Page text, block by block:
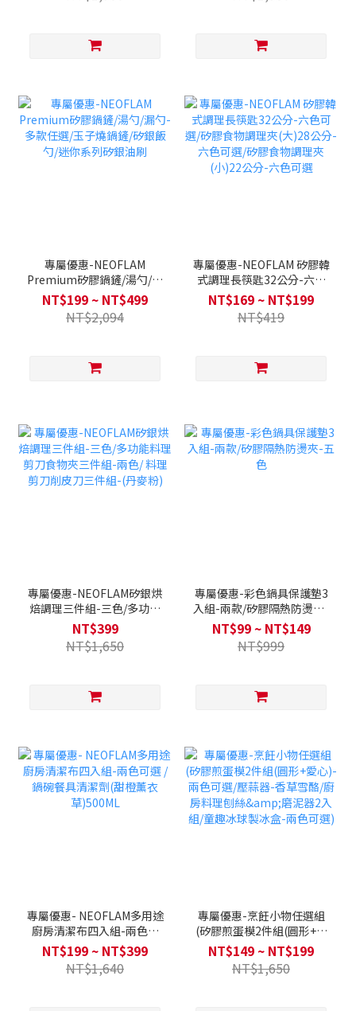
專屬優惠-NEOFLAM
Premium矽膠鍋鏟/湯勺/漏
勺-多款任選/玉子燒鍋鏟/矽
銀飯勺/迷你系列矽銀油刷
NT$199 ~ NT$499
NT$2,094
專屬優惠-NEOFLAM 矽膠韓
式調理長筷匙32公分-六色
可選/矽膠食物調理夾(大)28
公分-六色可選/矽膠食物調
理夾(小)22公分-六色可選
NT$169 ~ NT$199
NT$419
專屬優惠-NEOFLAM矽銀烘
焙調理三件組-三色/多功能
料理剪刀食物夾三件組-兩
色/ 料理剪刀削皮刀三件組-
(丹麥粉)
NT$399
NT$1,650
專屬優惠-彩色鍋具保護墊3
入組-兩款/矽膠隔熱防燙夾-
五色
NT$99 ~ NT$149
NT$999
專屬優惠- NEOFLAM多用途
廚房清潔布四入組-兩色可
選 / 鍋碗餐具清潔劑(甜橙薰
衣草)500ML
NT$199 ~ NT$399
NT$1,640
專屬優惠-烹飪小物任選組
(矽膠煎蛋模2件組(圓形+愛
心)-兩色可選/壓蒜器-香草
雪酪/廚房料理刨絲&磨泥器
2入組/童趣冰球製冰盒-兩色
NT$149 ~ NT$199
NT$1,650